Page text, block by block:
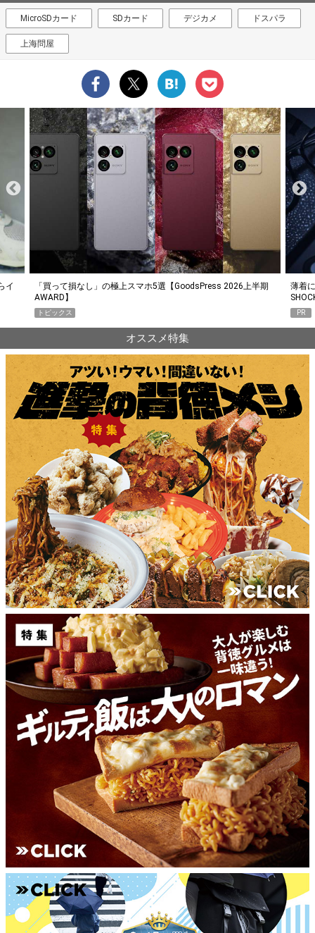
MicroSDカード SDカード デジカメ ドスパラ
上海問屋
イ
「買って損なし」の極上スマホ5選【GoodsPress 2026上半期
AWARD】
トピックス
薄着
PR
オススメ特集